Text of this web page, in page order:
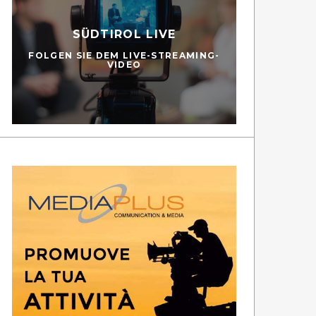
SÜDTIROL LIVE
FOLGEN SIE DEM LIVE-STREAMING-
VIDEO